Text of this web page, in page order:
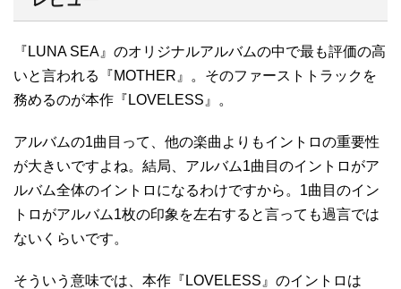
『LUNA SEA』のオリジナルアルバムの中で最も評価の高
いと言われる『MOTHER』。そのファーストトラックを
務めるのが本作『LOVELESS』。
アルバムの1曲目って、他の楽曲よりもイントロの重要性
が大きいですよね。結局、アルバム1曲目のイントロがア
ルバム全体のイントロになるわけですから。1曲目のイン
トロがアルバム1枚の印象を左右すると言っても過言では
ないくらいです。
そういう意味では、本作『LOVELESS』のイントロは